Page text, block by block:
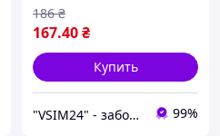
167.40₴
186 ₴
Купить
"VSIM24" - забота о близких в каждом доме! 99%